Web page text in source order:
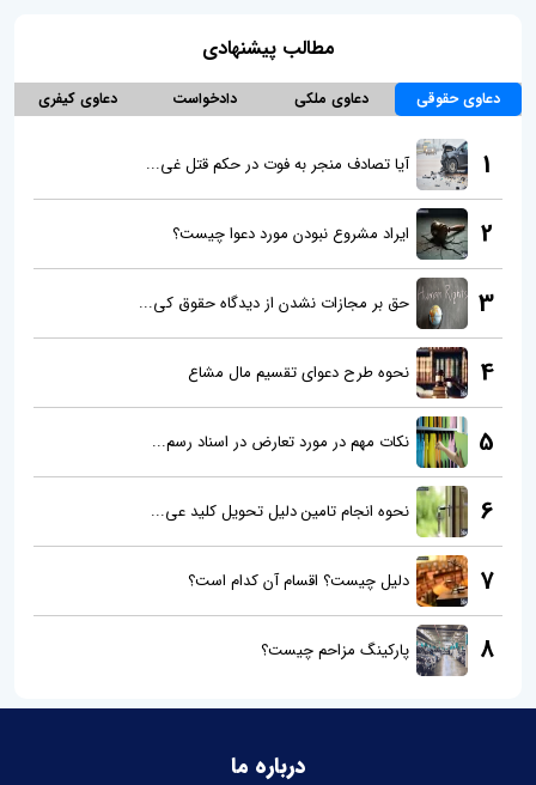
مطالب پیشنهادی
دعاوی حقوقی دعاوی ملکی دادخواست دعاوی کیفری
1 آیا تصادف منجر به فوت در حکم قتل غی...
2 ایراد مشروع نبودن مورد دعوا چیست؟
3 حق بر مجازات نشدن از دیدگاه حقوق کی...
4 نحوه طرح دعوای تقسیم مال مشاع
5 نکات مهم در مورد تعارض در اسناد رسم...
6 نحوه انجام تامین دلیل تحویل کلید عی...
7 دلیل چیست؟ اقسام آن کدام است؟
8 پارکینگ مزاحم چیست؟
درباره ما